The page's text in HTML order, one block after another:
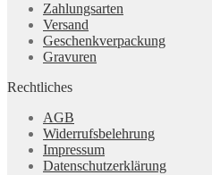
Zahlungsarten
Versand
Geschenkverpackung
Gravuren
Rechtliches
AGB
Widerrufsbelehrung
Impressum
Datenschutzerklärung